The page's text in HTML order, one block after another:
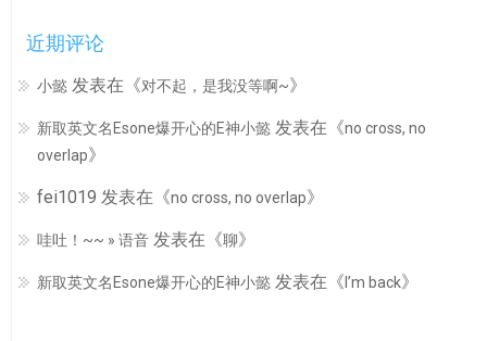
近期评论
小懿 发表在《对不起，是我没等啊~》
新取英文名Esone爆开心的E神小懿 发表在《no cross, no
overlap》
fei1019 发表在《no cross, no overlap》
哇吐！~~ » 语音 发表在《聊》
新取英文名Esone爆开心的E神小懿 发表在《I’m back》